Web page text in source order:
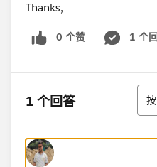
Thanks,
0 个赞 1 个
1 个回答 排